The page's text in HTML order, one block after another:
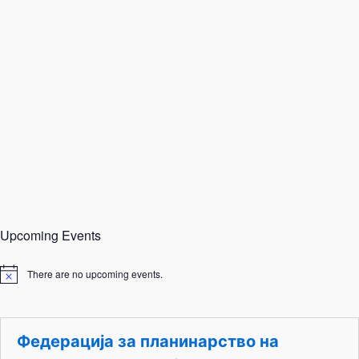
Upcoming Events
N
i
There are no upcoming events.
Федерација за планинарство на